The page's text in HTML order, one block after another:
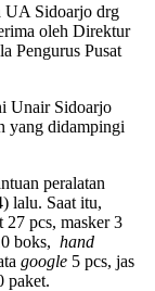
UA Sidoarjo drg
oleh Direktur
Pengurus Pusat
Unair Sidoarjo
yang didampingi
peralatan
lalu. Saat itu,
27 pcs, masker 3
boks, hand
google 5 pcs, jas
paket.